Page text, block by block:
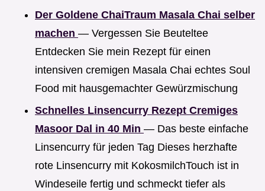
Der Goldene ChaiTraum Masala Chai selber
machen — Vergessen Sie Beuteltee
Entdecken Sie mein Rezept für einen
intensiven cremigen Masala Chai echtes Soul
Food mit hausgemachter Gewürzmischung
Schnelles Linsencurry Rezept Cremiges
Masoor Dal in 40 Min — Das beste einfache
Linsencurry für jeden Tag Dieses herzhafte
rote Linsencurry mit KokosmilchTouch ist in
Windeseile fertig und schmeckt tiefer als